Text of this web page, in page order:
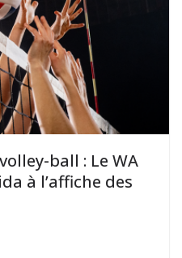
ball : Le WA
à l’affiche des